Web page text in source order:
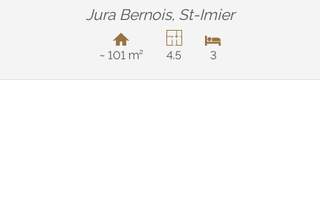
Jura Bernois, St-Imier
~ 101 m² 4.5 3